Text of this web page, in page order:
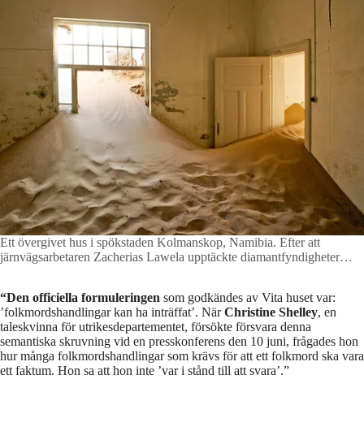
Ett övergivet hus i spökstaden Kolmanskop, Namibia. Efter att
järnvägsarbetaren Zacherias Lawela upptäckte diamantfyndigheter
sedan dess återtagits av öknen. Foto: Michael Burgess/Alamy Stock
Photo
“Den officiella formuleringen som godkändes av Vita huset var:
’folkmordshandlingar kan ha inträffat’. NärChristine Shelley, en
taleskvinna för utrikesdepartementet, försökte försvara denna
semantiska skruvning vid en presskonferens den 10 juni, frågades hon
hur många folkmordshandlingar som krävs för att ett folkmord ska vara
ett faktum. Hon sa att hon inte ’var i stånd till att svara’.”